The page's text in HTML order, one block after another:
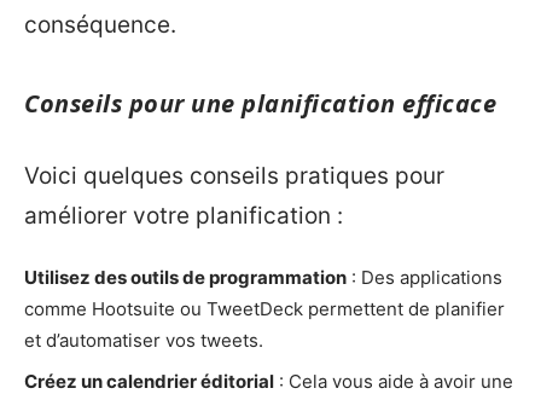
conséquence.
Conseils pour une planification efficace
Voici quelques conseils pratiques pour
améliorer votre planification :
Utilisez des outils de programmation : Des applications
comme Hootsuite ou TweetDeck permettent de planifier
et d’automatiser vos tweets.
Créez un calendrier éditorial : Cela vous aide à avoir une